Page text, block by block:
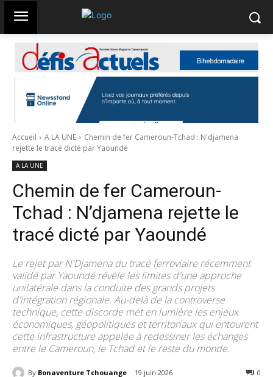
Accueil A LA UNE
Chemin de fer Cameroun-Tchad : N'djamena
rejette le tracé dicté par Yaoundé
A LA UNE
Chemin de fer Cameroun-
Tchad : N’djamena rejette le
tracé dicté par Yaoundé
Le rejet par N'Djamena du tracé ferroviaire récemment
validé par Yaoundé révèle les limites d'une approche
unilatérale dans la conduite des grands projets
d'intégration régionale. Au-delà de la controverse
technique, cette discorde met en lumière les enjeux
économiques, géopolitiques et territoriaux qui entourent
cette infrastructure appelée à redessiner les échanges
entre le Cameroun, le Tchad et le reste du monde.
By Bonaventure Tchouange 19 juin 2026 0